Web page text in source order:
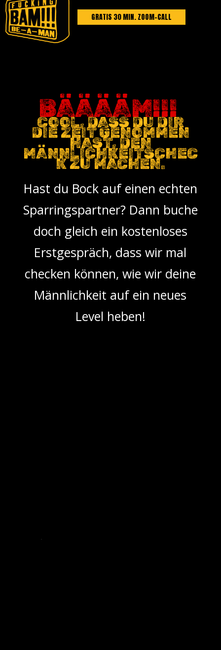
GRATIS 30 MIN. ZOOM-CALL
BÄÄÄÄM!!!
COOL, DASS DU DIR
DIE ZEIT GENOMMEN
HAST, DEN
MÄNNLICHKEITSCHEC
K ZU MACHEN.
Hast du Bock auf einen echten
Sparringspartner? Dann buche
doch gleich ein kostenloses
Erstgespräch, dass wir mal
checken können, wie wir deine
Männlichkeit auf ein neues
Level heben!